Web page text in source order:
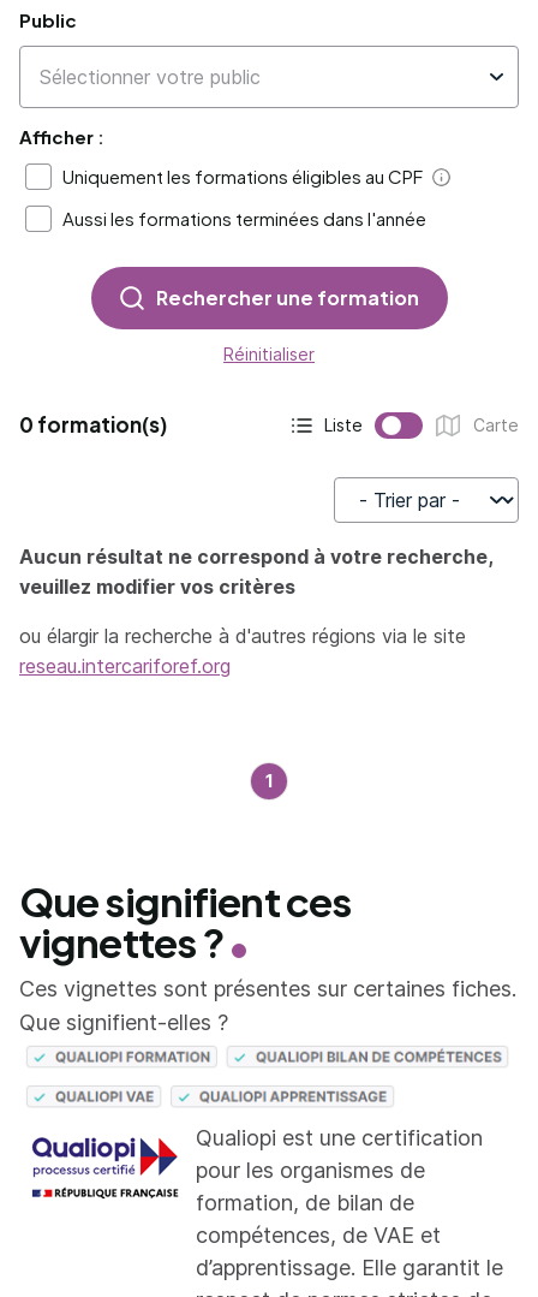
Public
Afficher :
Uniquement les formations éligibles au CPF
Aide
Aussi les formations terminées dans l'année
Rechercher une formation
Réinitialiser
0 formation(s)
Affichage actif :
Liste
Affichage :
Carte
Trier par
Aucun résultat ne correspond à votre recherche,
veuillez modifier vos critères
ou élargir la recherche à d'autres régions via le site
reseau.intercariforef.org
1
Que signifient ces
vignettes ?
Ces vignettes sont présentes sur certaines fiches.
Que signifient-elles ?
Qualiopi est une certification
pour les organismes de
formation, de bilan de
compétences, de VAE et
d’apprentissage. Elle garantit le